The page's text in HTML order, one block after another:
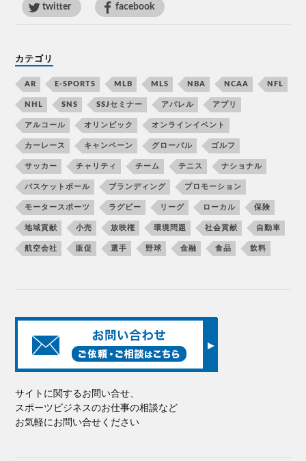
twitter facebook
カテゴリ
AR E-SPORTS MLB MLS NBA NCAA NFL
NHL SNS SSJセミナー アパレル アプリ
アルコール オリンピック オンラインイベント
カーレース キャンペーン グローバル ゴルフ
サッカー チャリティ チーム テニス ナショナル
バスケットボール ブランディング プロモーション
モータースポーツ ラグビー リーグ ローカル 保険
地域貢献 小売 放映権 環境問題 社会貢献 自動車
航空会社 販促 選手 野球 金融 食品 飲料
サイトに関するお問い合せ、
スポーツビジネスのお仕事の相談など
お気軽にお問い合せください